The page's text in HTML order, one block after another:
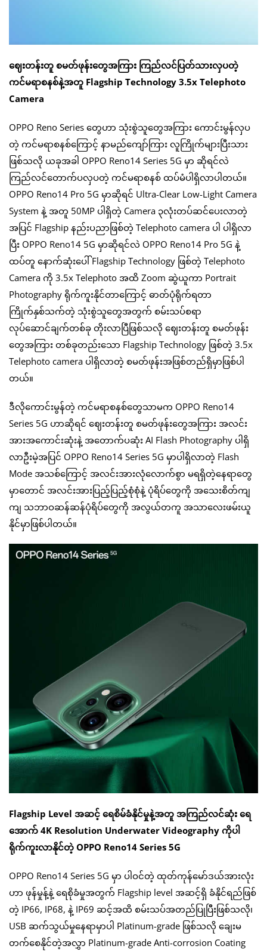
ဈေးတန်းတူ စမတ်ဖုန်းတွေအကြား ကြည်လင်ပြတ်သားလှပတဲ့
ကင်မရာစနစ်နဲ့အတူ Flagship Technology 3.5x Telephoto
Camera
OPPO Reno Series တွေဟာ သုံးစွဲသူတွေအကြား ကောင်းမွန်လှပ
တဲ့ ကင်မရာစနစ်ကြောင့် နာမည်ကျော်ကြား လူကြိုက်များပြီးသား
ဖြစ်သလို ယခုအခါ OPPO Reno14 Series 5G မှာ ဆိုရင်လဲ
ကြည်လင်တောက်ပလှပတဲ့ ကင်မရာစနစ် ထပ်မံပါရှိလာပါတယ်။
OPPO Reno14 Pro 5G မှာဆိုရင် Ultra-Clear Low-Light Camera
System နဲ့ အတူ 50MP ပါရှိတဲ့ Camera ၃လုံးတပ်ဆင်ပေးလာတဲ့
အပြင် Flagship နည်းပညာဖြစ်တဲ့ Telephoto camera ပါ ပါရှိလာ
ပြီး OPPO Reno14 5G မှာဆိုရင်လဲ OPPO Reno14 Pro 5G နဲ့
ထပ်တူ နောက်ဆုံးပေါ် Flagship Technology ဖြစ်တဲ့ Telephoto
Camera ကို 3.5x Telephoto အထိ Zoom ဆွဲယူကာ Portrait
Photography ရိုက်ကူးနိုင်တာကြောင့် ဓာတ်ပုံရိုက်ရတာ
ကြိုက်နှစ်သက်တဲ့ သုံးစွဲသူတွေအတွက် စမ်းသပ်စရာ
လုပ်ဆောင်ချက်တစ်ခု တိုးလာပြီဖြစ်သလို ဈေးတန်းတူ စမတ်ဖုန်း
တွေအကြား တစ်ခုတည်းသော Flagship Technology ဖြစ်တဲ့ 3.5x
Telephoto camera ပါရှိလာတဲ့ စမတ်ဖုန်းအဖြစ်တည်ရှိမှာဖြစ်ပါ
တယ်။
ဒီလိုကောင်းမွန်တဲ့ ကင်မရာစနစ်တွေသာမက OPPO Reno14
Series 5G ဟာဆိုရင် ဈေးတန်းတူ စမတ်ဖုန်းတွေအကြား အလင်း
အားအကောင်းဆုံးနဲ့ အတောက်ပဆုံး AI Flash Photography ပါရှိ
လာဦးမဲ့အပြင် OPPO Reno14 Series 5G မှာပါရှိလာတဲ့ Flash
Mode အသစ်ကြောင့် အလင်းအားလုံလောက်စွာ မရရှိတဲ့နေရာတွေ
မှာတောင် အလင်းအားပြည့်ပြည့်စုံစုံနဲ့ ပုံရိပ်တွေကို အသေးစိတ်ကျ
ကျ သဘာဝဆန်ဆန်ပုံရိပ်တွေကို အလွယ်တကူ အသာလေးဖမ်းယူ
နိုင်မှာဖြစ်ပါတယ်။
Flagship Level အဆင့် ရေစိမ်ခံနိုင်မှုနဲ့အတူ အကြည်လင်ဆုံး ရေ
အောက် 4K Resolution Underwater Videography ကိုပါ
ရိုက်ကူးလာနိုင်တဲ့ OPPO Reno14 Series 5G
OPPO Reno14 Series 5G မှာ ပါဝင်တဲ့ ထုတ်ကုန်မော်ဒယ်အားလုံး
ဟာ ဖုန်မှုန့်နဲ့ ရေစိုခံမှုအတွက် Flagship level အဆင့်ရှိ ခံနိုင်ရည်ဖြစ်
တဲ့ IP66, IP68, နဲ့ IP69 ဆင့်အထိ စမ်းသပ်အတည်ပြုပြီးဖြစ်သလို၊
USB ဆက်သွယ်မှုနေရာမှာပါ Platinum-grade ဖြစ်သလို ချေးမ
တက်စေနိုင်တဲ့အလွှာ Platinum-grade Anti-corrosion Coating